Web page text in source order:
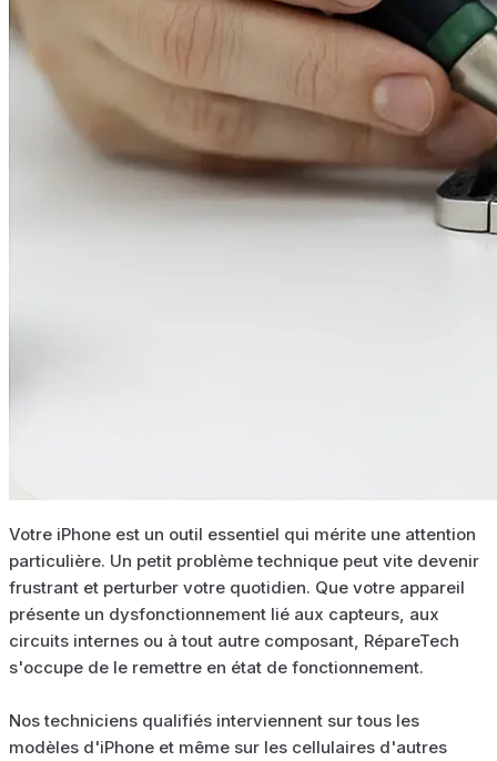
Votre iPhone est un outil essentiel qui mérite une attention
particulière. Un petit problème technique peut vite devenir
frustrant et perturber votre quotidien. Que votre appareil
présente un dysfonctionnement lié aux capteurs, aux
circuits internes ou à tout autre composant, RépareTech
s'occupe de le remettre en état de fonctionnement.
Nos techniciens qualifiés interviennent sur tous les
modèles d'iPhone et même sur les cellulaires d'autres